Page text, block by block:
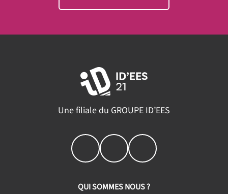
Une filiale du GROUPE ID’EES
QUI SOMMES NOUS ?